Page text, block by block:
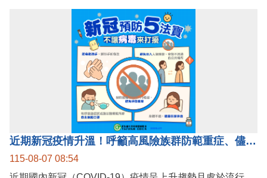
近期新冠疫情升溫！呼籲高風險族群防範重症、儘速接種疫苗及早就醫
115-08-07 08:54